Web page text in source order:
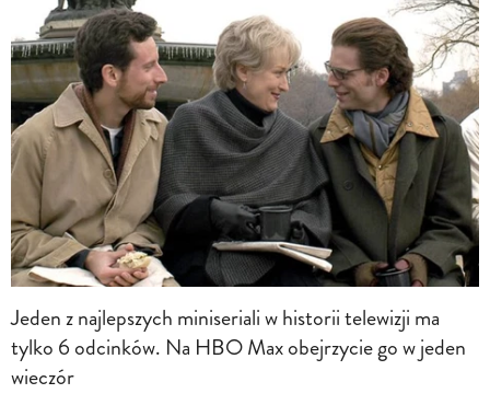
Jeden z najlepszych miniseriali w historii telewizji ma
tylko 6 odcinków. Na HBO Max obejrzycie go w jeden
wieczór